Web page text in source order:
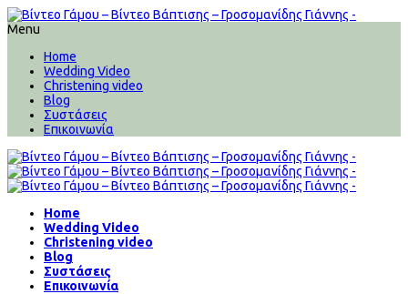
Menu
Home
Wedding Video
Christening video
Blog
Συστάσεις
Επικοινωνία
Home
Wedding Video
Christening video
Blog
Συστάσεις
Επικοινωνία